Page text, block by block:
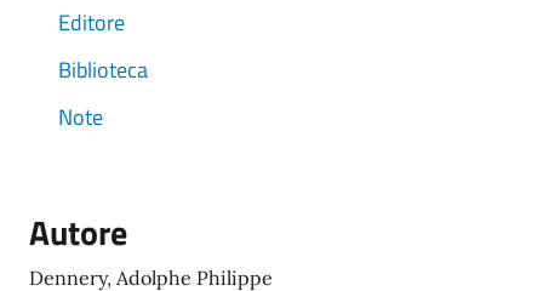
Editore
Biblioteca
Note
Autore
Dennery, Adolphe Philippe